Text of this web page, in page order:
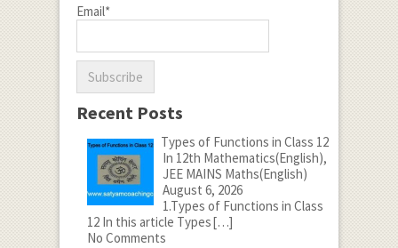
Email*
Recent Posts
Types of Functions in Class 12
In 12th Mathematics(English),
JEE MAINS Maths(English)
August 6, 2026
1.Types of Functions in Class
12 In this article Types[…]
No Comments